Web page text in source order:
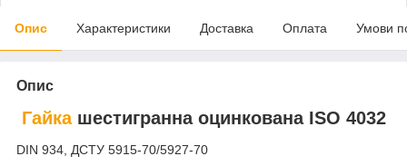
Опис Характеристики Доставка Оплата Умови
Опис
Гайкашестигранна оцинкована ISO 4032
DIN 934, ДСТУ 5915-70/5927-70